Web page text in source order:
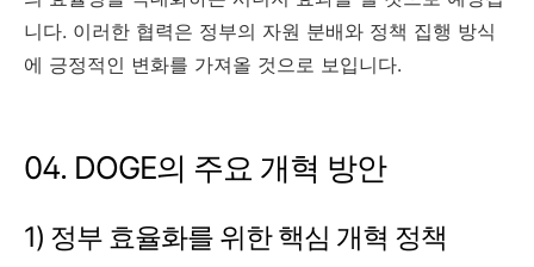
니다. 이러한 협력은 정부의 자원 분배와 정책 집행 방식
에 긍정적인 변화를 가져올 것으로 보입니다.
04. DOGE의 주요 개혁 방안
1) 정부 효율화를 위한 핵심 개혁 정책